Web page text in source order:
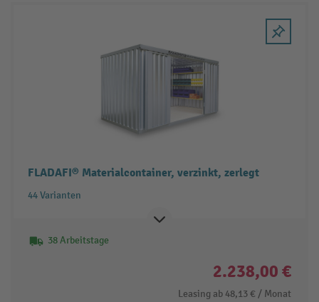
FLADAFI® Materialcontainer, verzinkt, zerlegt
44 Varianten
38 Arbeitstage
2.238,00 €
Leasing ab 48,13 € / Monat